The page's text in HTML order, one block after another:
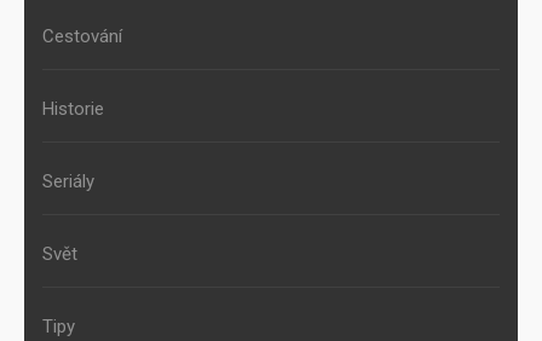
Cestování
Historie
Seriály
Svět
Tipy